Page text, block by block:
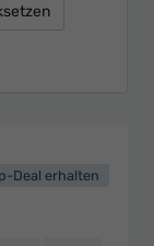
Deal erhalten